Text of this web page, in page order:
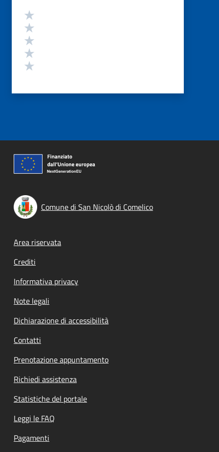
Valutazione
Comune di San Nicolò di Comelico
Footer menu
Area riservata
Crediti
Informativa privacy
Note legali
Dichiarazione di accessibilità
Contatti
Prenotazione appuntamento
Richiedi assistenza
Statistiche del portale
Leggi le FAQ
Pagamenti